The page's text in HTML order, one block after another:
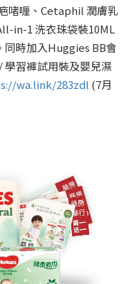
啫喱、Cetaphil 潤膚乳
in-1 洗衣珠袋裝10ML
同時加入Huggies BB會
習褲試用裝及嬰兒濕
wa.link/283zdl (7月